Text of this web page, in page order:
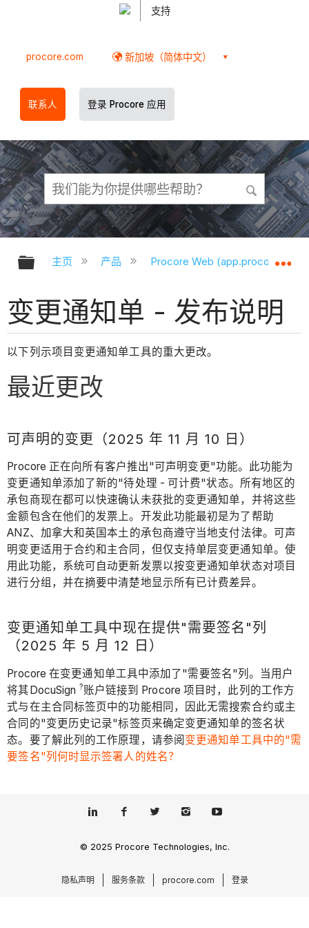
支持
procore.com 新加坡（简体中文）
联系人 登录 Procore 应用
扩展/隐缩全局层次
主页 产品 Procore Web
变更通知单 - 发布说明
以下列示项目变更通知单工具的重大更改。
最近更改
可声明的变更（2025 年 11 月 10 日）
Procore 正在向所有客户推出"可声明变更"功能。此功能为
变更通知单添加了新的"待处理 - 可计费"状态。所有地区的
承包商现在都可以快速确认未获批的变更通知单，并将这些
金额包含在他们的发票上。开发此功能最初是为了帮助
ANZ、加拿大和英国本土的承包商遵守当地支付法律。可声
明变更适用于合约和主合同，但仅支持单层变更通知单。使
用此功能，系统可自动更新发票以按变更通知单状态对项目
进行分组，并在摘要中清楚地显示所有已计费差异。
变更通知单工具中现在提供"需要签名"列
（2025 年 5 月 12 日）
Procore 在变更通知单工具中添加了"需要签名"列。当用户
将其DocuSign ?账户链接到 Procore 项目时，此列的工作方
式与在主合同标签页中的功能相同，因此无需搜索合约或主
合同的"变更历史记录"标签页来确定变更通知单的签名状
态。要了解此列的工作原理，请参阅 变更通知单工具中的"需
要签名"列何时显示签署人的姓名？
© 2025 Procore Technologies, Inc.
隐私声明 服务条款 procore.com 登录